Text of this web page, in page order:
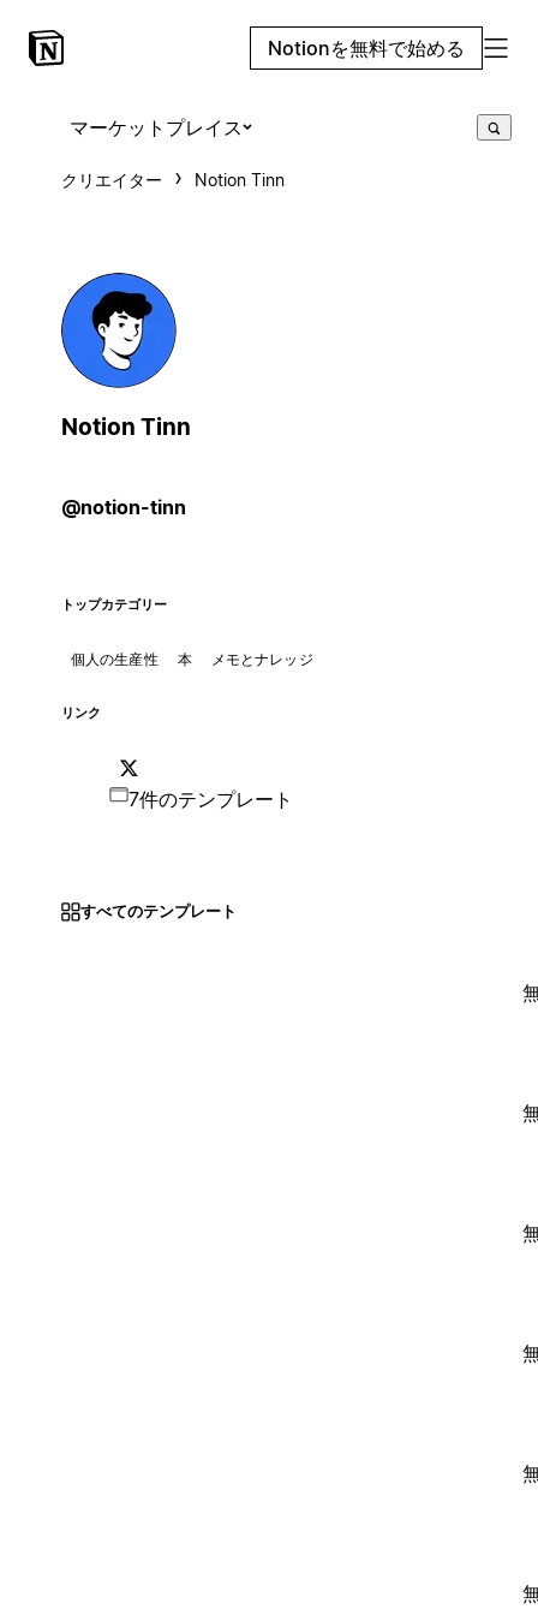
Notionを無料で始める
マーケットプレイス
クリエイター Notion Tinn
Notion Tinn
@notion-tinn
トップカテゴリー
個人の生産性 本 メモとナレッジ
リンク
7件のテンプレート
すべてのテンプレート